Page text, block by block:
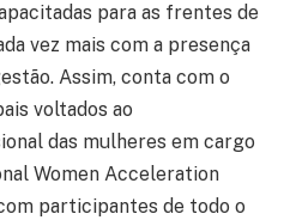
para as frentes de
vez mais com a presença
Assim, conta com o
voltados ao
das mulheres em cargo
Women Acceleration
participantes de todo o